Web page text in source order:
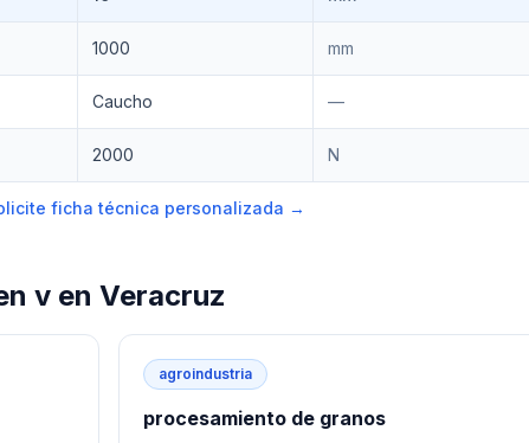
1000 mm
Caucho —
2000 N
ficha técnica personalizada →
v en Veracruz
agroindustria
procesamiento de granos